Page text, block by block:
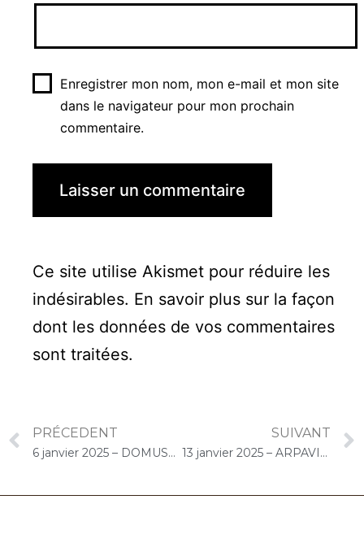
Enregistrer mon nom, mon e-mail et mon site
dans le navigateur pour mon prochain
commentaire.
Ce site utilise Akismet pour réduire les
indésirables. En savoir plus sur la façon
dont les données de vos commentaires
sont traitées.
PRÉCEDENT
6 janvier 2025 – DOMUSVI Les Templitudes « Parc Clause » (Brétigny-sur-Orge) : Atelier « Chantons Ensemble »
SUIVANT
13 janvier 2025 – ARPAVIE Arletty (Limeil-Brévannes) : Concert « Choco-Cello Solo »